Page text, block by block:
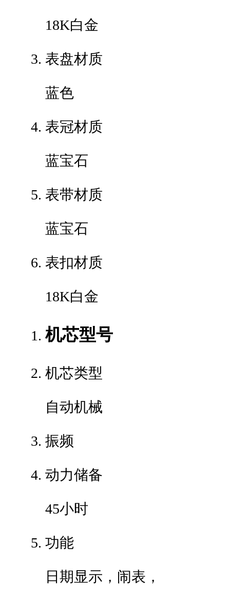
18K白金
表盘材质
蓝色
表冠材质
蓝宝石
表带材质
蓝宝石
表扣材质
18K白金
机芯型号
机芯类型
自动机械
振频
动力储备
45小时
功能
日期显示，闹表，